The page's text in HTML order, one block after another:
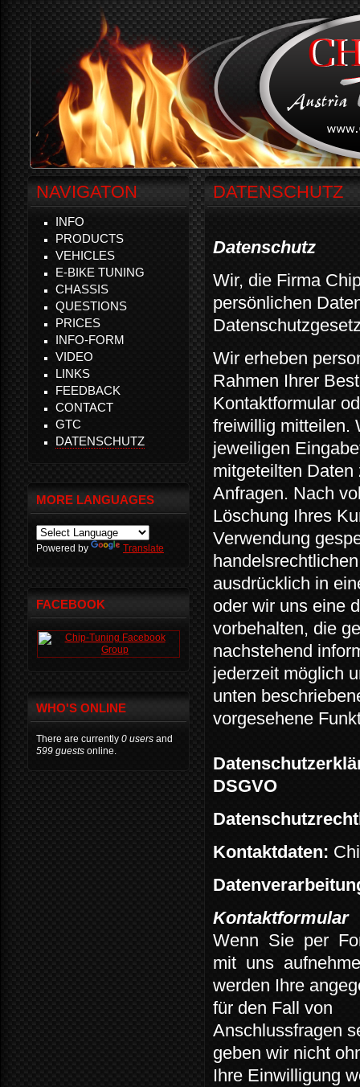
DATENSCHUTZ
Datenschutz
Wir, die Firma
persönlichen
Wir erheben
Rahmen Ihrer
Kontaktformular
freiwillig mitteilen.
jeweiligen
mitgeteilten
Anfragen. Nach
Löschung Ihres
Verwendung
ausdrücklich in
oder wir uns eine
vorbehalten, die
nachstehend
jederzeit möglich
unten
vorgesehene
DSGVO
Kontaktdaten:
Kontaktformular
Wenn Sie per
mit uns
werden Ihre
für den Fall von
Anschlussfragen
geben wir nicht
Ihre Einwilligung
NAVIGATON
INFO
PRODUCTS
VEHICLES
E-BIKE TUNING
CHASSIS
QUESTIONS
PRICES
INFO-FORM
VIDEO
LINKS
FEEDBACK
CONTACT
GTC
DATENSCHUTZ
MORE LANGUAGES
Powered by Translate
FACEBOOK
WHO'S ONLINE
There are currently 0 users and
599 guests online.